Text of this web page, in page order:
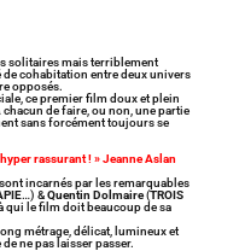
solitaires mais terriblement
cohabitation entre deux univers
opposés.
ce premier film doux et plein
chacun de faire, ou non, une partie
sans forcément toujours se
rassurant ! » Jeanne Aslan
incarnés par les remarquables
…) &Quentin Dolmaire(TROIS
qui le film doit beaucoup de sa
long métrage, délicat, lumineux et
ne pas laisser passer.